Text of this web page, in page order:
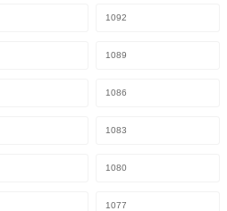
1092
1089
1086
1083
1080
1077